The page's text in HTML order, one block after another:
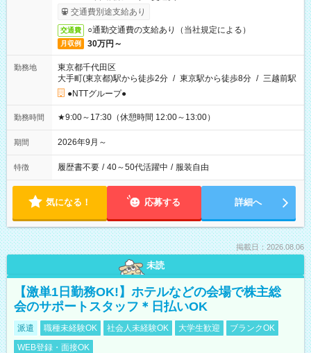
交通費別途支給あり
交通費 ○通勤交通費の支給あり（当社規定による）
月収例 30万円～
勤務地
東京都千代田区
大手町(東京都)駅から徒歩2分 / 東京駅から徒歩8分 / 三越前駅
●NTTグループ●
勤務時間 ★9:00～17:30（休憩時間 12:00～13:00）
期間 2026年9月～
特徴 履歴書不要 / 40～50代活躍中 / 服装自由
気になる！ 応募する 詳細へ
掲載日：2026.08.06
未読
【激単1日勤務OK!】ホテルなどの会場で株主総
会のサポートスタッフ＊日払いOK
派遣 職種未経験OK 社会人未経験OK 大学生歓迎
ブランクOK
WEB登録・面接OK